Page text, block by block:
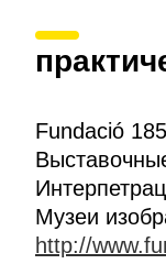
Fundació
Музеи
http://